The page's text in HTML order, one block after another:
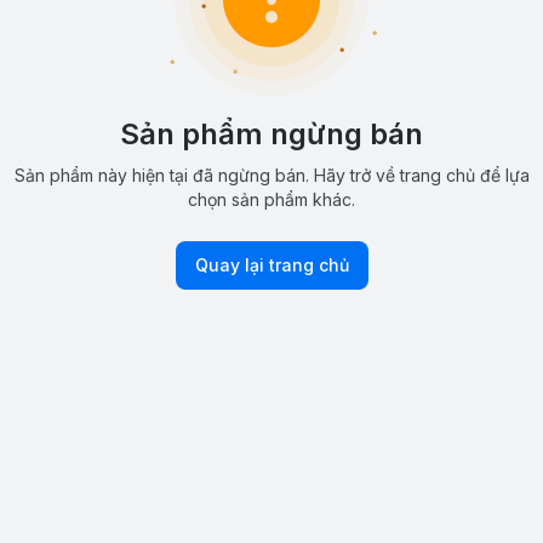
Sản phẩm ngừng bán
Sản phẩm này hiện tại đã ngừng bán. Hãy trở về trang chủ để lựa
chọn sản phẩm khác.
Quay lại trang chủ